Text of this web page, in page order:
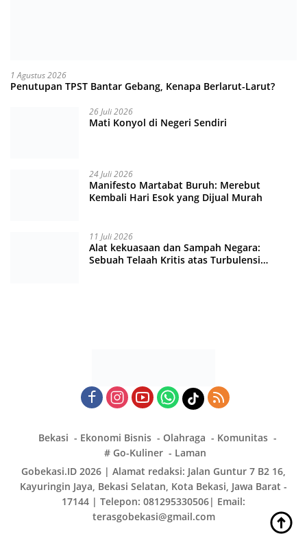
1 Agustus 2026
Penutupan TPST Bantar Gebang, Kenapa Berlarut-Larut?
26 Juli 2026
Mati Konyol di Negeri Sendiri
24 Juli 2026
Manifesto Martabat Buruh: Merebut
Kembali Hari Esok yang Dijual Murah
11 Juli 2026
Alat kekuasaan dan Sampah Negara:
Sebuah Telaah Kritis atas Turbulensi
Bekasi Ekonomi Bisnis Olahraga
Komunitas
# Go-Kuliner
Laman
Gobekasi.ID 2026 | Alamat redaksi: Jalan Guntur 7 B2 16,
Kayuringin Jaya, Bekasi Selatan, Kota Bekasi, Jawa Barat -
17144 | Telepon: 081295330506| Email:
terasgobekasi@gmail.com